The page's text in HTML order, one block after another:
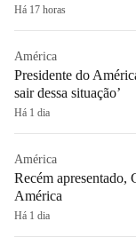
Há 17 horas
América
Presidente do
sair dessa situação’
Há 1 dia
América
Recém apresentado,
América
Há 1 dia